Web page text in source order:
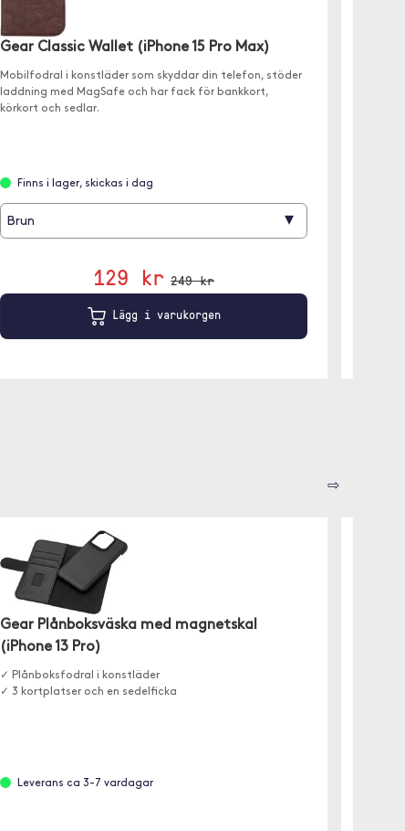
Gear Classic Wallet (iPhone 15 Pro Max)
Mobilfodral i konstläder som skyddar din telefon, stöder
laddning med MagSafe och har fack för bankkort,
körkort och sedlar.
Finns i lager, skickas i dag
Brun ▾
129 kr 249 kr
Lägg i varukorgen
⇨
Gear Plånboksväska med magnetskal
(iPhone 13 Pro)
✓ Plånboksfodral i konstläder
✓ 3 kortplatser och en sedelficka
Leverans ca 3-7 vardagar